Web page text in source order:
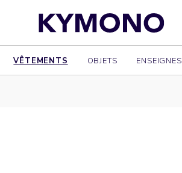
VÊTEMENTS OBJETS ENSEIGNES